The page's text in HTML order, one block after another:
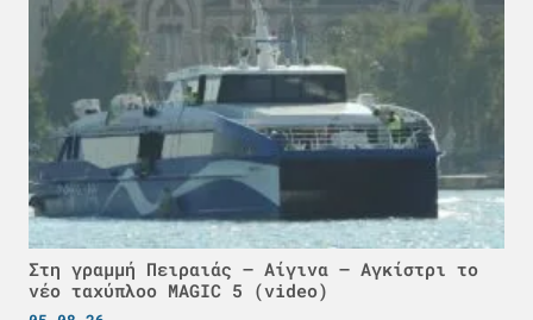
Στη γραμμή Πειραιάς – Αίγινα – Αγκίστρι το
νέο ταχύπλοο MAGIC 5 (video)